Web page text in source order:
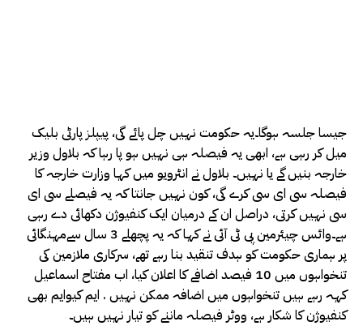
جیسا جلسہ ہوگا۔یہ حکومت نہیں چل پائے گی، پیپلز پارٹی بلیک
میل کر رہی ہے، ابھی یہ فیصلہ ہی نہیں ہو پا رہا کہ بلاول وزیر
خارجہ بنیں گے یا نہیں۔ بلاول نے انٹرویو میں کہا وزارت خارجہ کا
فیصلہ سی ای سی کرے گی، کون نہیں جانتا کہ یہ فیصلے سی ای
سی نہیں کرتی، دراصل ان کے درمیان ایک کنفیوژن دکھائی دے رہی
ہے۔وائس چیئرمین پی ٹی آئی نے کہا کہ یہ پچھلے 3 سال سےمہنگائی
پر ہماری حکومت کو ہدف تنقید بنا رہے تھے، سرکاری ملازمین کی
تنخواہوں میں 10 فیصد اضافے کا اعلان کیا، اب مفتاح اسماعیل
کہہ رہے ہیں تنخواہوں میں اضافہ ممکن نہیں . ایم کیوایم بھی
کنفیوژن کا شکار ہے، ووٹر فیصلہ ماننے کو تیار نہیں ہیں۔